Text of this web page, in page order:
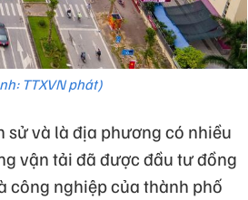
TTXVN phát)
sử và là địa phương có nhiều
vận tải đã được đầu tư đồng
công nghiệp của thành phố